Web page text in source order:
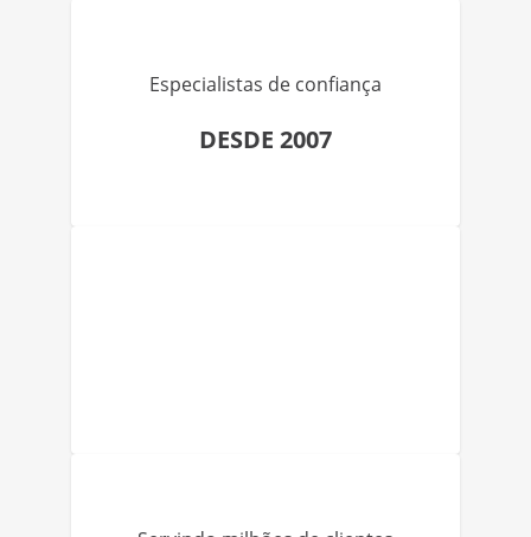
Especialistas de confiança
DESDE 2007